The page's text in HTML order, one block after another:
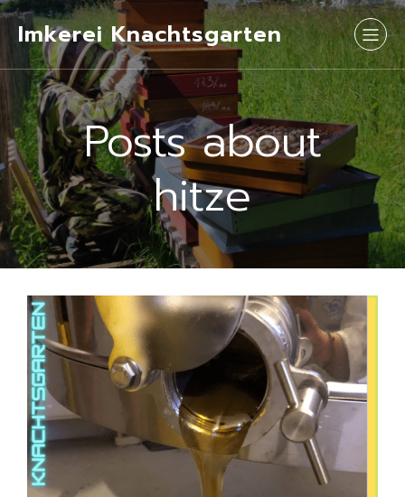
Imkerei Knachtsgarten
Posts about
hitze